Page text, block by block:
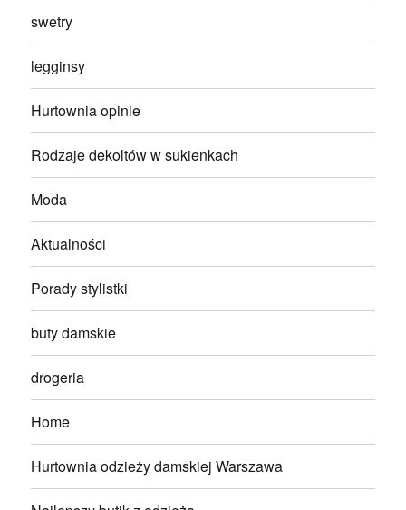
swetry
legginsy
Hurtownia opinie
Rodzaje dekoltów w sukienkach
Moda
Aktualności
Porady stylistki
buty damskie
drogeria
Home
Hurtownia odzieży damskiej Warszawa